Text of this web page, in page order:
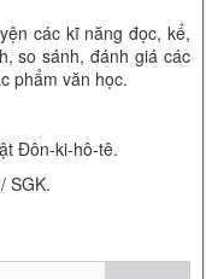
các kĩ năng đọc, kể,
so sánh, đánh giá các
phẩm văn học.
Đôn-ki-hô-tê.
SGK.